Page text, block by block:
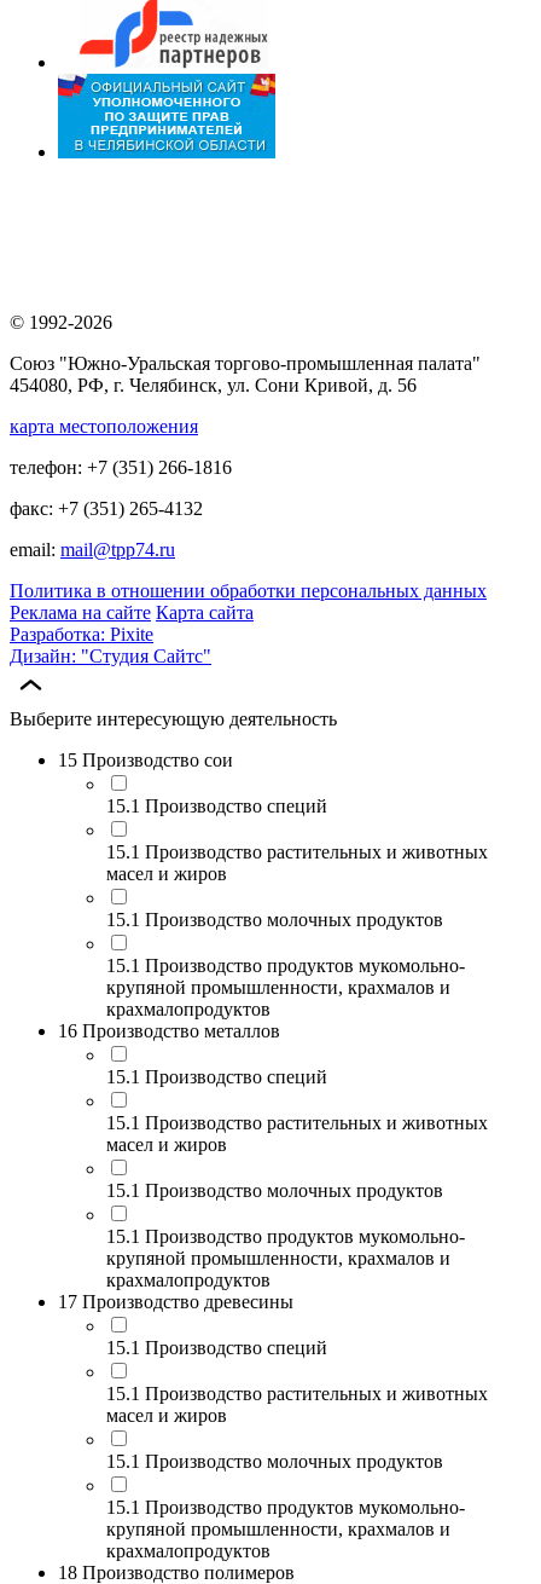
© 1992-2026
Союз "Южно-Уральская торгово-промышленная палата"
454080, РФ, г. Челябинск, ул. Сони Кривой, д. 56
карта местоположения
телефон: +7 (351) 266-1816
факс: +7 (351) 265-4132
email: mail@tpp74.ru
Политика в отношении обработки персональных данных
Реклама на сайте Карта сайта
Разработка: Pixite
Дизайн: "Студия Сайтс"
Выберите интересующую деятельность
15 Производство сои
15.1 Производство специй
15.1 Производство растительных и животных
масел и жиров
15.1 Производство молочных продуктов
15.1 Производство продуктов мукомольно-
крупяной промышленности, крахмалов и
крахмалопродуктов
16 Производство металлов
15.1 Производство специй
15.1 Производство растительных и животных
масел и жиров
15.1 Производство молочных продуктов
15.1 Производство продуктов мукомольно-
крупяной промышленности, крахмалов и
крахмалопродуктов
17 Производство древесины
15.1 Производство специй
15.1 Производство растительных и животных
масел и жиров
15.1 Производство молочных продуктов
15.1 Производство продуктов мукомольно-
крупяной промышленности, крахмалов и
крахмалопродуктов
18 Производство полимеров